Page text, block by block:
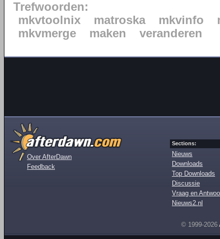
Trefwoorden:
mkvtoolnix
matroska mkvinfo
mkvmerge
maken veranderen
Over AfterDawn
Feedback
Sections:
Nieuws
Downloads
Top Downloads
Discussie
Vraag en
Nieuws2.nl
© 1999-2026